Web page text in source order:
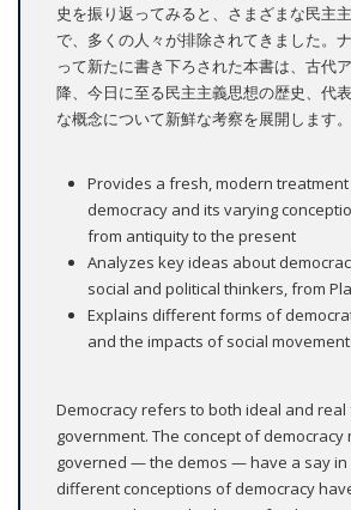
史を振り返ってみると、さまざまな民主
で、多くの人々が排除されてきました。
って新たに書き下ろされた本書は、古代
降、今日に至る民主主義思想の歴史、代
な概念について新鮮な考察を展開します。
Provides a fresh, modern
democracy and its varying
from antiquity to the present
Analyzes key ideas about
social and political thinkers, from
Explains different forms of
and the impacts of social
Democracy refers to both ideal and
government. The concept of
governed — the demos — have a say in
different conceptions of democracy